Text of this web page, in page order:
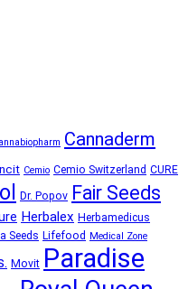
Cannaderm
Cemio Cemio Switzerland CURE
Dr. Popov Fair Seeds
Herbalex Herbamedicus
Seeds Lifefood Medical Zone
Movit Paradise